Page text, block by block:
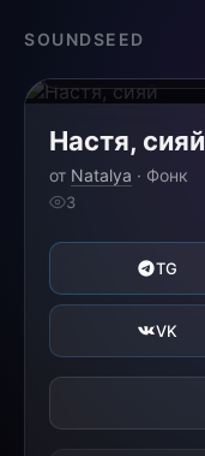
SOUNDSEED
Настя, сияй
от Natalya · Фонк
3
TG
VK